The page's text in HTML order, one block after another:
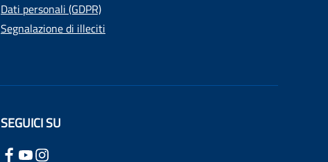
Dati personali (GDPR)
Segnalazione di illeciti
SEGUICI SU